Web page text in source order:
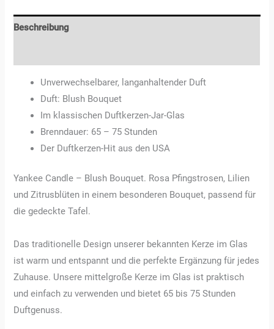
Beschreibung
Unverwechselbarer, langanhaltender Duft
Duft: Blush Bouquet
Im klassischen Duftkerzen-Jar-Glas
Brenndauer: 65 – 75 Stunden
Der Duftkerzen-Hit aus den USA
Yankee Candle – Blush Bouquet. Rosa Pfingstrosen, Lilien
und Zitrusblüten in einem besonderen Bouquet, passend für
die gedeckte Tafel.
Das traditionelle Design unserer bekannten Kerze im Glas
ist warm und entspannt und die perfekte Ergänzung für jedes
Zuhause. Unsere mittelgroße Kerze im Glas ist praktisch
und einfach zu verwenden und bietet 65 bis 75 Stunden
Duftgenuss.